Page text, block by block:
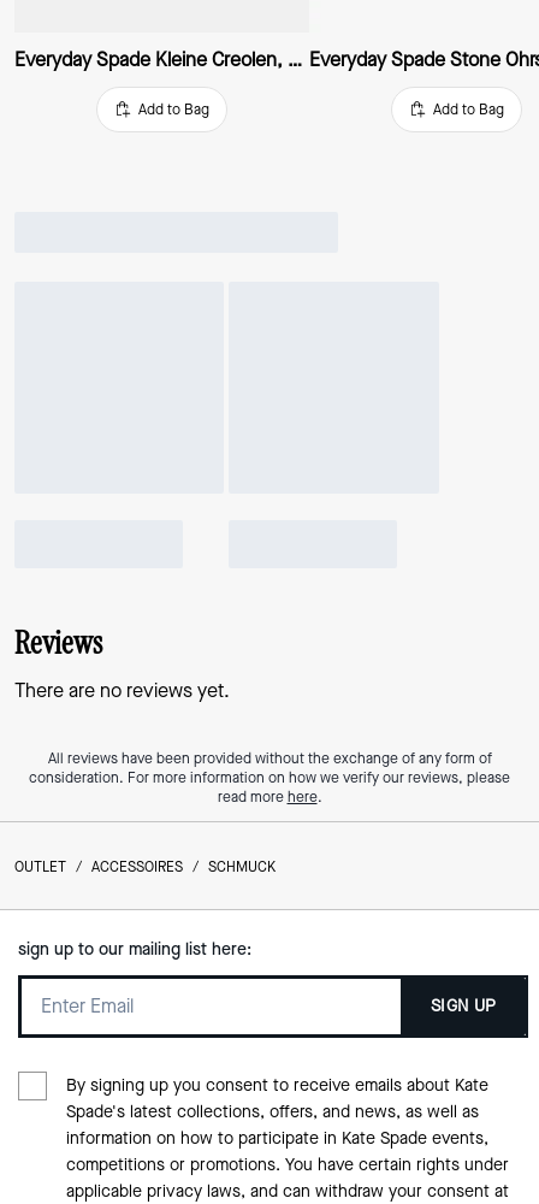
Everyday Spade Kleine Creolen, Dünn, Extraklein
Add to Bag
Everyday Spade Stone
Add to Bag
Reviews
There are no reviews yet.
All reviews have been provided without the exchange of any form of
consideration. For more information on how we verify our reviews, please
read morehere.
OUTLET / ACCESSOIRES / SCHMUCK
sign up to our mailing list here:
SIGN UP
By signing up you consent to receive emails about Kate
Spade's latest collections, offers, and news, as well as
information on how to participate in Kate Spade events,
competitions or promotions. You have certain rights under
applicable privacy laws, and can withdraw your consent at